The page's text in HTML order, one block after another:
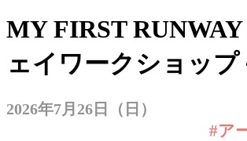
MY FIRST
ェイワークショップ
2026年7月26日（日）
#ア